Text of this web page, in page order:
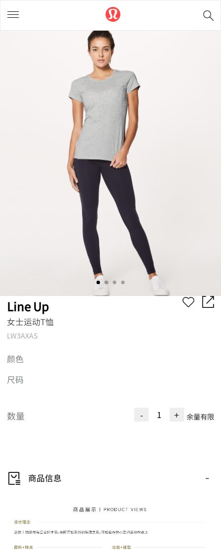
Line Up
女士运动T恤
LW3AXAS
颜色
尺码
数量 - + 余量有限
商品信息 -